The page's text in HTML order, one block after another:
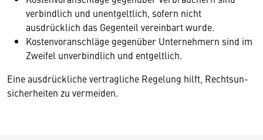
verbindlich und unentgeltlich, sofern nicht
ausdrücklich das Gegenteil vereinbart wurde.
Kostenvoranschläge gegenüber Unternehmern sind im
Zweifel unverbindlich und entgeltlich.
Eine ausdrückliche vertragliche Regelung hilft, Rechtsun­
sicherheiten zu vermeiden.